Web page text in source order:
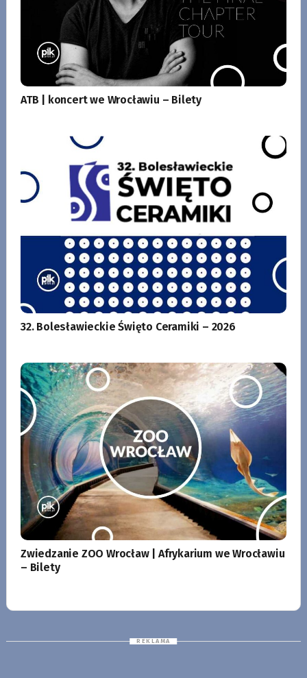
ATB | koncert we Wrocławiu – Bilety
32. Bolesławieckie Święto Ceramiki – 2026
Zwiedzanie ZOO Wrocław | Afrykarium we Wrocławiu
– Bilety